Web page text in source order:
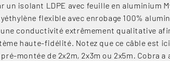
un isolant LDPE avec feuille en aluminium
flexible avec enrobage 100%
une conductivité extrêmement qualitative
haute-fidélité. Notez que ce câble est
montée de 2x2m, 2x3m ou 2x5m. Cobra